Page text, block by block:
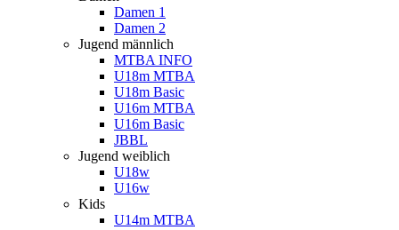
Damen 1
Damen 2
Jugend männlich
MTBA INFO
U18m MTBA
U18m Basic
U16m MTBA
U16m Basic
JBBL
Jugend weiblich
U18w
U16w
Kids
U14m MTBA